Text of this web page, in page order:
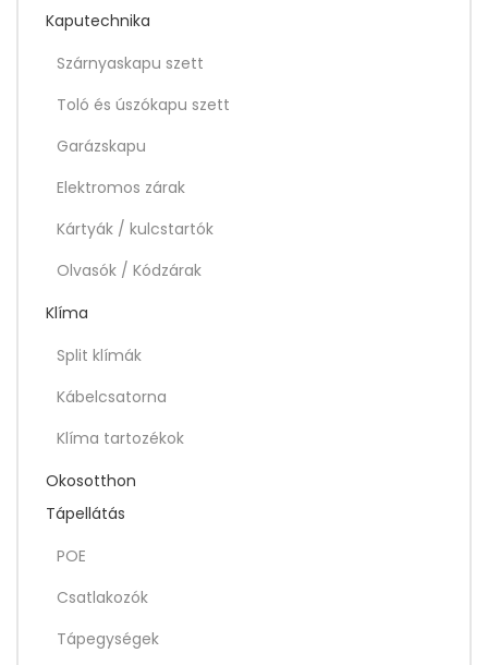
Kaputechnika
Szárnyaskapu szett
Toló és úszókapu szett
Garázskapu
Elektromos zárak
Kártyák / kulcstartók
Olvasók / Kódzárak
Klíma
Split klímák
Kábelcsatorna
Klíma tartozékok
Okosotthon
Tápellátás
POE
Csatlakozók
Tápegységek